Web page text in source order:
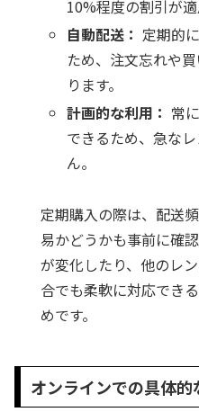
10%程度の割引が適
自動配送： 定期的
ため、注文忘れや
ります。
計画的な利用： 常
できるため、急な
ん。
定期購入の際は、配送
易かどうかも事前に確
が変化したり、他のレ
合でも柔軟に対応でき
めです。
オンラインでの具体的